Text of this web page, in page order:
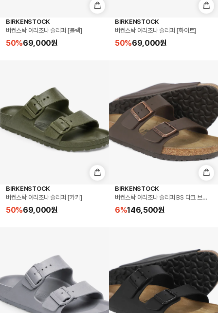
BIRKENSTOCK
버켄스탁 아리조나 슬리퍼 [블랙]
50%69,000원
BIRKENSTOCK
버켄스탁 아리조나 슬리퍼 [화이트]
50%69,000원
BIRKENSTOCK
버켄스탁 아리조나 슬리퍼 [카키]
50%69,000원
BIRKENSTOCK
버켄스탁 아리조나 슬리퍼 BS 다크 브라
6%146,500원